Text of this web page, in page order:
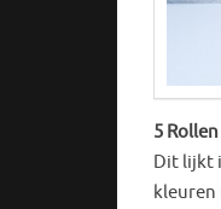
5
Dit lijkt
kleuren